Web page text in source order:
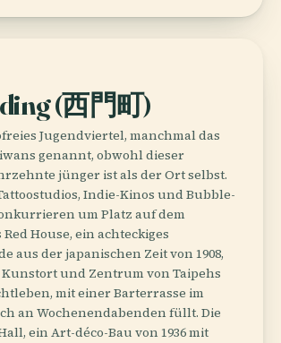
(西門町)
Jugendviertel, manchmal das
genannt, obwohl dieser
jünger ist als der Ort selbst.
Indie-Kinos und Bubble-
um Platz auf dem
Red House, ein achteckiges
aus der japanischen Zeit von 1908,
und Zentrum von Taipehs
mit einer Barterrasse im
an Wochenendabenden füllt. Die
ein Art-déco-Bau von 1936 mit